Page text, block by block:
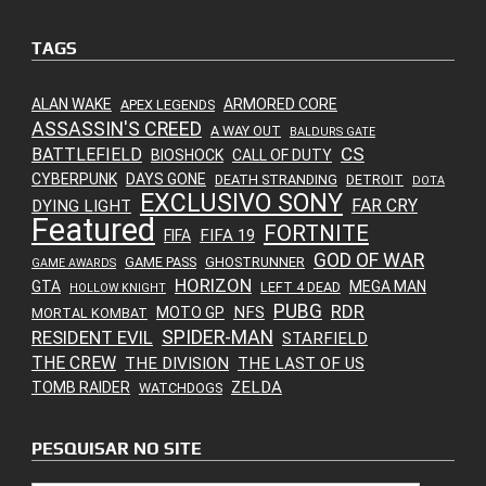
TAGS
ALAN WAKE APEX LEGENDS ARMORED CORE
ASSASSIN'S CREED A WAY OUT BALDURS GATE
BATTLEFIELD BIOSHOCK CALL OF DUTY CS
CYBERPUNK DAYS GONE DEATH STRANDING DETROIT DOTA
DYING LIGHT EXCLUSIVO SONY FAR CRY
Featured FIFA FIFA 19 FORTNITE
GAME AWARDS GAME PASS GHOSTRUNNER GOD OF WAR
GTA HOLLOW KNIGHT HORIZON LEFT 4 DEAD MEGA MAN
MORTAL KOMBAT MOTO GP NFS PUBG RDR
RESIDENT EVIL SPIDER-MAN STARFIELD
THE CREW THE DIVISION THE LAST OF US
TOMB RAIDER WATCHDOGS ZELDA
PESQUISAR NO SITE